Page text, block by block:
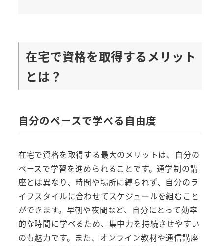
在宅で資格を取得するメリット
とは？
自分のペースで学べる自由度
在宅で資格を取得する最大のメリットは、自分の
ペースで学習を進められることです。通学制の講
座とは異なり、時間や場所に縛られず、自分のラ
イフスタイルに合わせてスケジュールを組むこと
ができます。早朝や夜間など、自分にとって効率
的な時間に学べるため、集中力を持続させやすい
のも魅力です。また、オンライン教材や通信講座